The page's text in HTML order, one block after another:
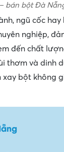
bán bột Đà
ngũ cốc
nghiệp,
đến chất
thơm và dinh
bột không